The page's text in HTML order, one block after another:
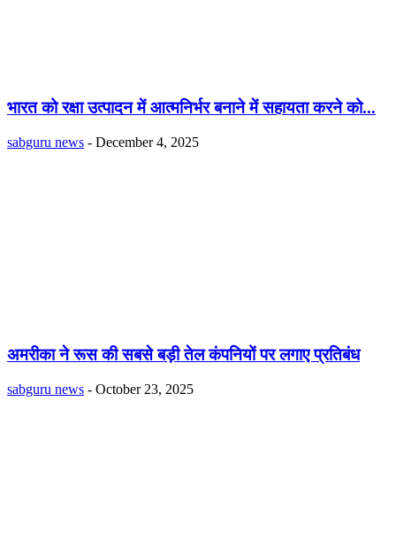
भारत को रक्षा उत्पादन में आत्मनिर्भर बनाने में सहायता करने को...
sabguru news - December 4, 2025
अमरीका ने रूस की सबसे बड़ी तेल कंपनियों पर लगाए प्रतिबंध
sabguru news - October 23, 2025